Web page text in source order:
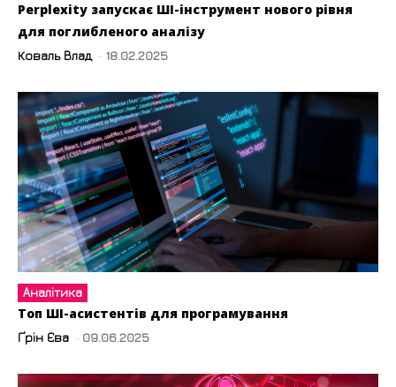
Perplexity запускає ШІ-інструмент нового рівня
для поглибленого аналізу
Коваль Влад - 18.02.2025
Аналітика
Топ ШІ-асистентів для програмування
Ґрін Єва - 09.06.2025